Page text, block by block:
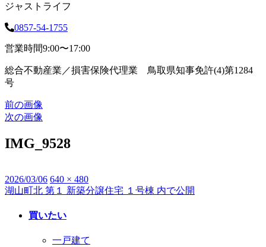
ジャストライフ
0857-54-1755
営業時間9:00〜17:00
総合不動産業／損害保険代理業 鳥取県知事免許(4)第1284
号
前の画像
次の画像
IMG_9528
投
稿
2026/03/06 フ
ル
イ
640 × 480
投
湖山町北 第１ 新築分譲住宅 １号棟 内で公開
買いたい
一戸建て